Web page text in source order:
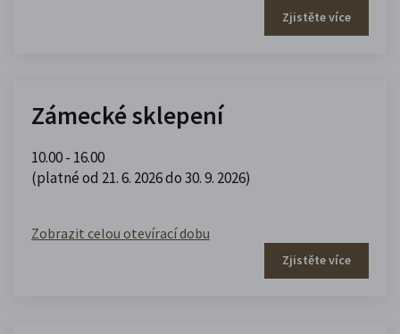
Zjistěte více
Zámecké sklepení
10.00 - 16.00
(platné od 21. 6. 2026 do 30. 9. 2026)
Zobrazit celou otevírací dobu
Zjistěte více